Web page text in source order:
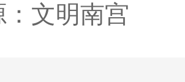
：文明南宫